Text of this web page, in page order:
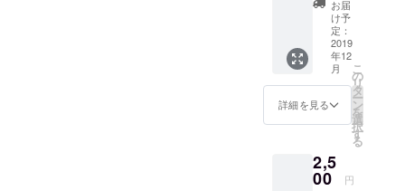
気持ち
を込め
たお手
紙を郵
便にて
お送り
しま
す。
お届
け予
定：
2019
年12
月
詳細を見る
こ
の
リ
タ
ー
ン
を
選
択
す
る
2,5
00 円